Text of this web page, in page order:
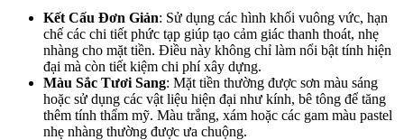
Kết Cấu Đơn Giản: Sử dụng các hình khối vuông vức, hạn
chế các chi tiết phức tạp giúp tạo cảm giác thanh thoát, nhẹ
nhàng cho mặt tiền. Điều này không chỉ làm nổi bật tính hiện
đại mà còn tiết kiệm chi phí xây dựng.
Màu Sắc Tươi Sang: Mặt tiền thường được sơn màu sáng
hoặc sử dụng các vật liệu hiện đại như kính, bê tông để tăng
thêm tính thẩm mỹ. Màu trắng, xám hoặc các gam màu pastel
nhẹ nhàng thường được ưa chuộng.